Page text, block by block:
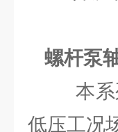
螺杆泵
本系列
低压工况